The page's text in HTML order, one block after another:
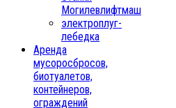
Могилевлифтмаш
электроплуг-
лебедка
Аренда
мусоросбросов,
биотуалетов,
контейнеров,
ограждений